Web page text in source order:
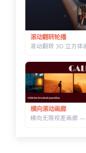
滚动翻转轮播
横向滚动画廊